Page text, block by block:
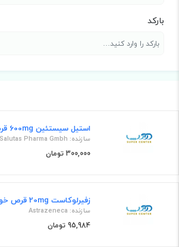
بارکد
استیل سیستئین 600mg قرص جوشان خوراکی
سازنده: Salutas Pharma Gmbh
300,000 تومان
زفیرلوکاست 20mg قرص خوراکی
سازنده: Astrazeneca
95,984 تومان